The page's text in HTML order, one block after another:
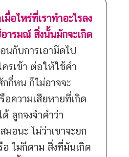
มื่อไหร่ที่เราทำอะไรลง
ารมณ์ สิ่งนั้นมักจะเกิด
นกับการเอามีดไป
รเข้า ต่อให้ใช้คำ
กี่หน ก็ไม่อาจจะ
ความเสียหายที่เกิด
ลูกจงจำคำว่า
สมอนะ ไม่ว่าเขาจะยก
อ ไม่ก็ตาม สิ่งที่มันเกิด